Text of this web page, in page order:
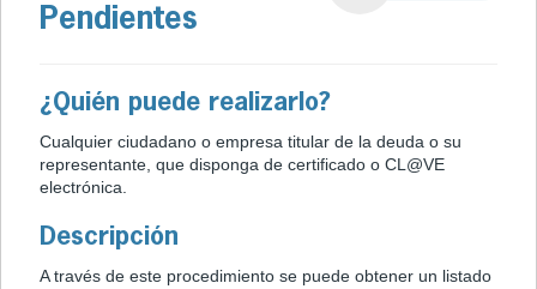
Pendientes
¿Quién puede realizarlo?
Cualquier ciudadano o empresa titular de la deuda o su
representante, que disponga de certificado o CL@VE
electrónica.
Descripción
A través de este procedimiento se puede obtener un listado